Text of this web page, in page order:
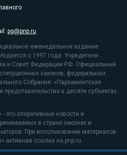
pg@pnp.ru
еженедельное издание
с 1997 года. Учредители
и Совет Федерации РФ. Официальный
законов, федеральных
Собрания. «Парламентская
представительства в десяти субъектах
это оперативные новости и
в стране законах и
При использовании материалов
активная ссылка на pnp.ru